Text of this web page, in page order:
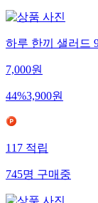
하루 한끼 샐러드
7,000원
44%3,900원
117적립
745명구매중